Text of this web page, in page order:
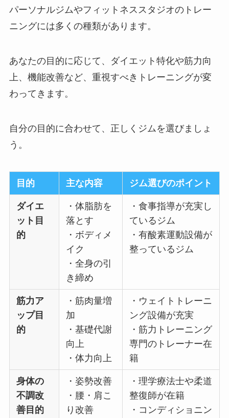
パーソナルジムやフィットネススタジオのトレー
ニングには多くの種類があります。
あなたの目的に応じて、ダイエット特化や筋力向
上、機能改善など、重視すべきトレーニングが変
わってきます。
自分の目的に合わせて、正しくジムを選びましょ
う。
目的 主な内容 ジム選びのポイント
ダイエ
ット目
的
・体脂肪を
落とす
・ボディメ
イク
・全身の引
き締め
・食事指導が充実し
ているジム
・有酸素運動設備が
整っているジム
筋力ア
ップ目
的
・筋肉量増
加
・基礎代謝
向上
・体力向上
・ウェイトトレーニ
ング設備が充実
・筋力トレーニング
専門のトレーナー在
籍
身体の
不調改
善目的
・姿勢改善
・腰・肩こ
り改善
・理学療法士や柔道
整復師が在籍
・コンディショニン